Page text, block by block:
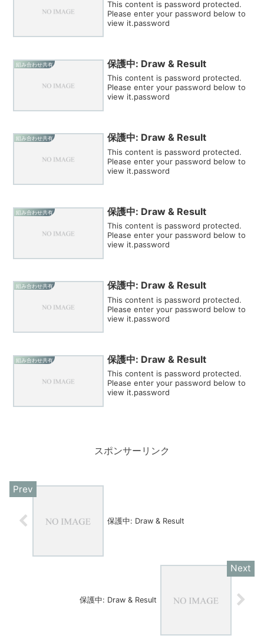
This content is password protected.
Please enter your password below to
view it.password
組み合わせ共有 保護中: Draw & Result
This content is password protected.
Please enter your password below to
view it.password
組み合わせ共有 保護中: Draw & Result
This content is password protected.
Please enter your password below to
view it.password
組み合わせ共有 保護中: Draw & Result
This content is password protected.
Please enter your password below to
view it.password
組み合わせ共有 保護中: Draw & Result
This content is password protected.
Please enter your password below to
view it.password
組み合わせ共有 保護中: Draw & Result
This content is password protected.
Please enter your password below to
view it.password
スポンサーリンク
保護中: Draw & Result
保護中: Draw & Result